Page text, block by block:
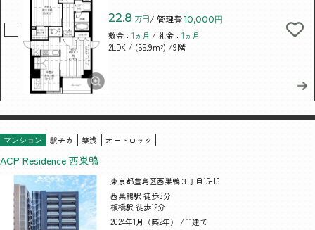
22.8 万円/ 管理費 10,000円
敷金：1ヵ月 / 礼金：1ヵ月
2LDK / (55.9m²) /9階
マンション 駅チカ 築浅 オートロック
ACP Residence 西巣鴨
東京都豊島区西巣鴨３丁目15-15
西巣鴨駅 徒歩3分
板橋駅 徒歩12分
2024年1月（築2年） / 11建て